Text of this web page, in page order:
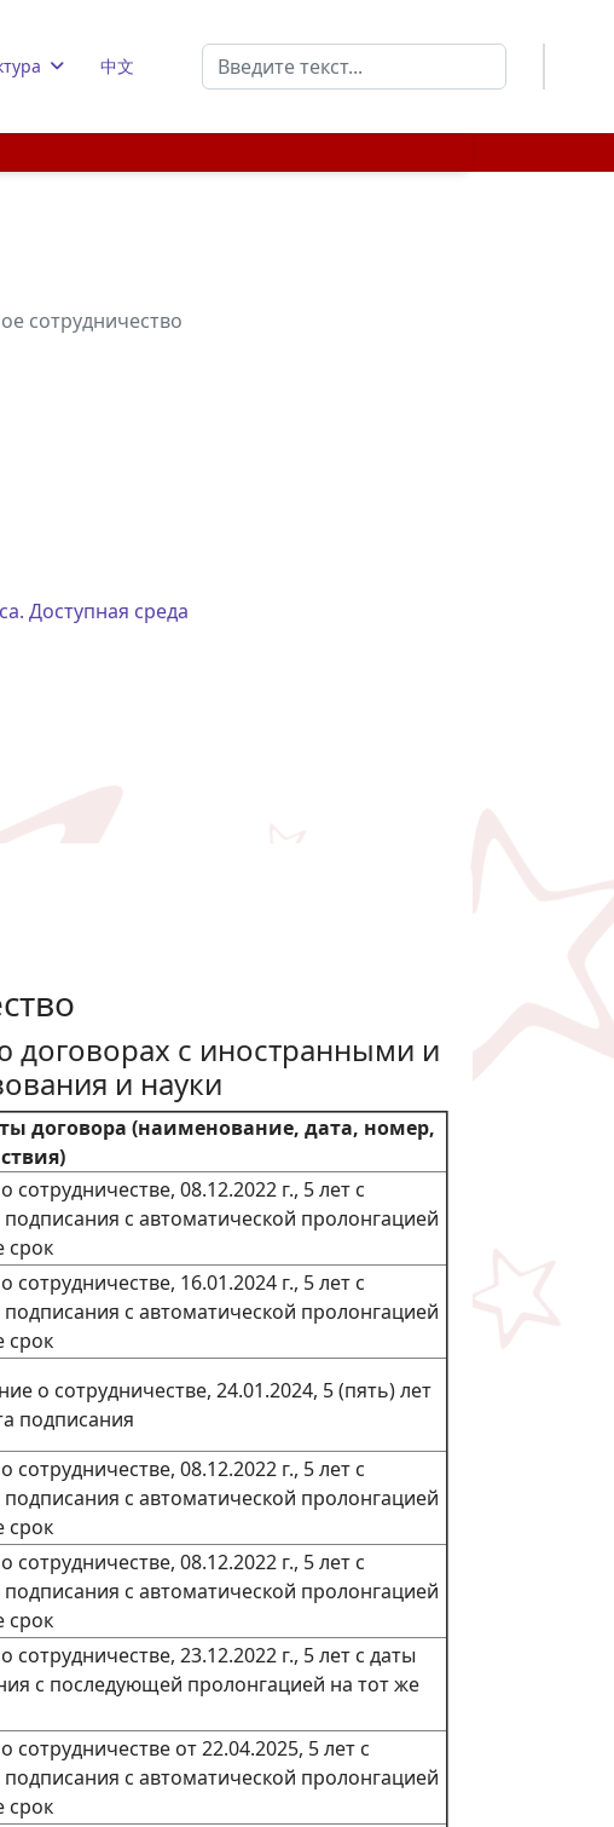
中文
Поиск
сотрудничество
Доступная среда
с иностранными и
и науки
договора (наименование, дата, номер,
сотрудничестве, 08.12.2022 г., 5 лет с
с автоматической пролонгацией
срок
сотрудничестве, 16.01.2024 г., 5 лет с
с автоматической пролонгацией
срок
о сотрудничестве, 24.01.2024, 5 (пять) лет
подписания
сотрудничестве, 08.12.2022 г., 5 лет с
с автоматической пролонгацией
срок
сотрудничестве, 08.12.2022 г., 5 лет с
с автоматической пролонгацией
срок
сотрудничестве, 23.12.2022 г., 5 лет с даты
с последующей пролонгацией на тот же
сотрудничестве от 22.04.2025, 5 лет с
с автоматической пролонгацией
срок